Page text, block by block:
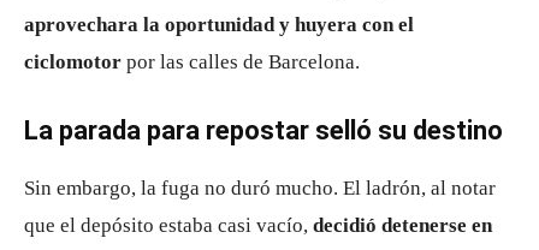
aprovechara la oportunidad y huyera con el
ciclomotor por las calles de Barcelona.
La parada para repostar selló su destino
Sin embargo, la fuga no duró mucho. El ladrón, al notar
que el depósito estaba casi vacío, decidió detenerse en